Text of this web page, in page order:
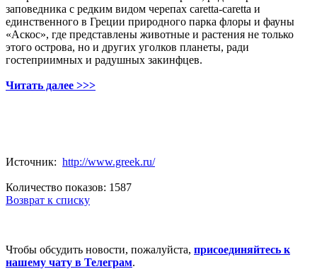
заповедника с редким видом черепах caretta-caretta и
единственного в Греции природного парка флоры и фауны
«Аскос», где представлены животные и растения не только
этого острова, но и других уголков планеты, ради
гостеприимных и радушных закинфцев.
Читать далее >>>
Источник: http://www.greek.ru/
Количество показов: 1587
Возврат к списку
Чтобы обсудить новости, пожалуйста, присоединяйтесь к
нашему чату в Телеграм.